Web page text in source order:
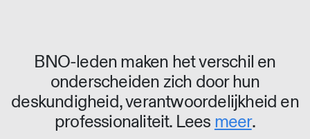
BNO-leden maken het verschil en
onderscheiden zich door hun
deskundigheid, verantwoordelijkheid en
professionaliteit. Lees meer.